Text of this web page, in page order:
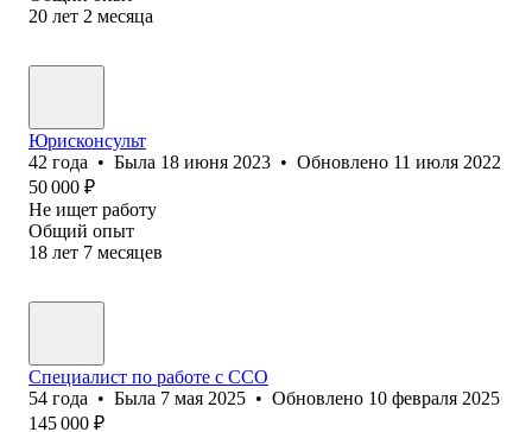
20 лет 2 месяца
Юрисконсульт
42 года • Была 18 июня 2023 • Обновлено 11 июля 2022
50 000 ₽
Не ищет работу
Общий опыт
18 лет 7 месяцев
Специалист по работе с ССО
54 года • Была 7 мая 2025 • Обновлено 10 февраля 2025
145 000 ₽